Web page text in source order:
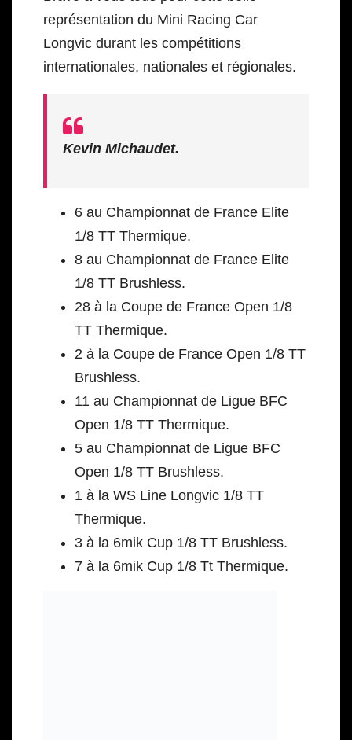
représentation du Mini Racing Car
Longvic durant les compétitions
internationales, nationales et régionales.
Kevin Michaudet.
6 au Championnat de France Elite
1/8 TT Thermique.
8 au Championnat de France Elite
1/8 TT Brushless.
28 à la Coupe de France Open 1/8
TT Thermique.
2 à la Coupe de France Open 1/8 TT
Brushless.
11 au Championnat de Ligue BFC
Open 1/8 TT Thermique.
5 au Championnat de Ligue BFC
Open 1/8 TT Brushless.
1 à la WS Line Longvic 1/8 TT
Thermique.
3 à la 6mik Cup 1/8 TT Brushless.
7 à la 6mik Cup 1/8 Tt Thermique.